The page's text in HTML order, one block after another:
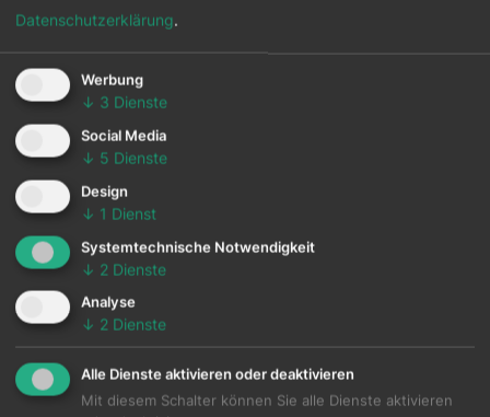
verschiedenen Projekten engagiert ein.
Ein Beispiel hierfür ist unser Humus-Projekt, das
darauf abzielt, die Bodenqualität zu verbessern
und einen nachhaltigen Umgang mit
landwirtschaftlichen Ressourcen zu fördern.
Ein weiteres bedeutendes Vorhaben ist unser
BeeWild-Projekt, das nicht nur die Förderung der
Biodiversität und den ökologischen Obst- und
gesamtes Ökosystem stabilisiert, indem es
Datenschutzerklärung.
Werbung
↓ 3 Dienste
Social Media
↓ 5 Dienste
Design
↓ 1 Dienst
Systemtechnische Notwendigkeit
↓ 2 Dienste
Analyse
↓ 2 Dienste
Alle Dienste aktivieren oder deaktivieren
Mit diesem Schalter können Sie alle Dienste aktivieren